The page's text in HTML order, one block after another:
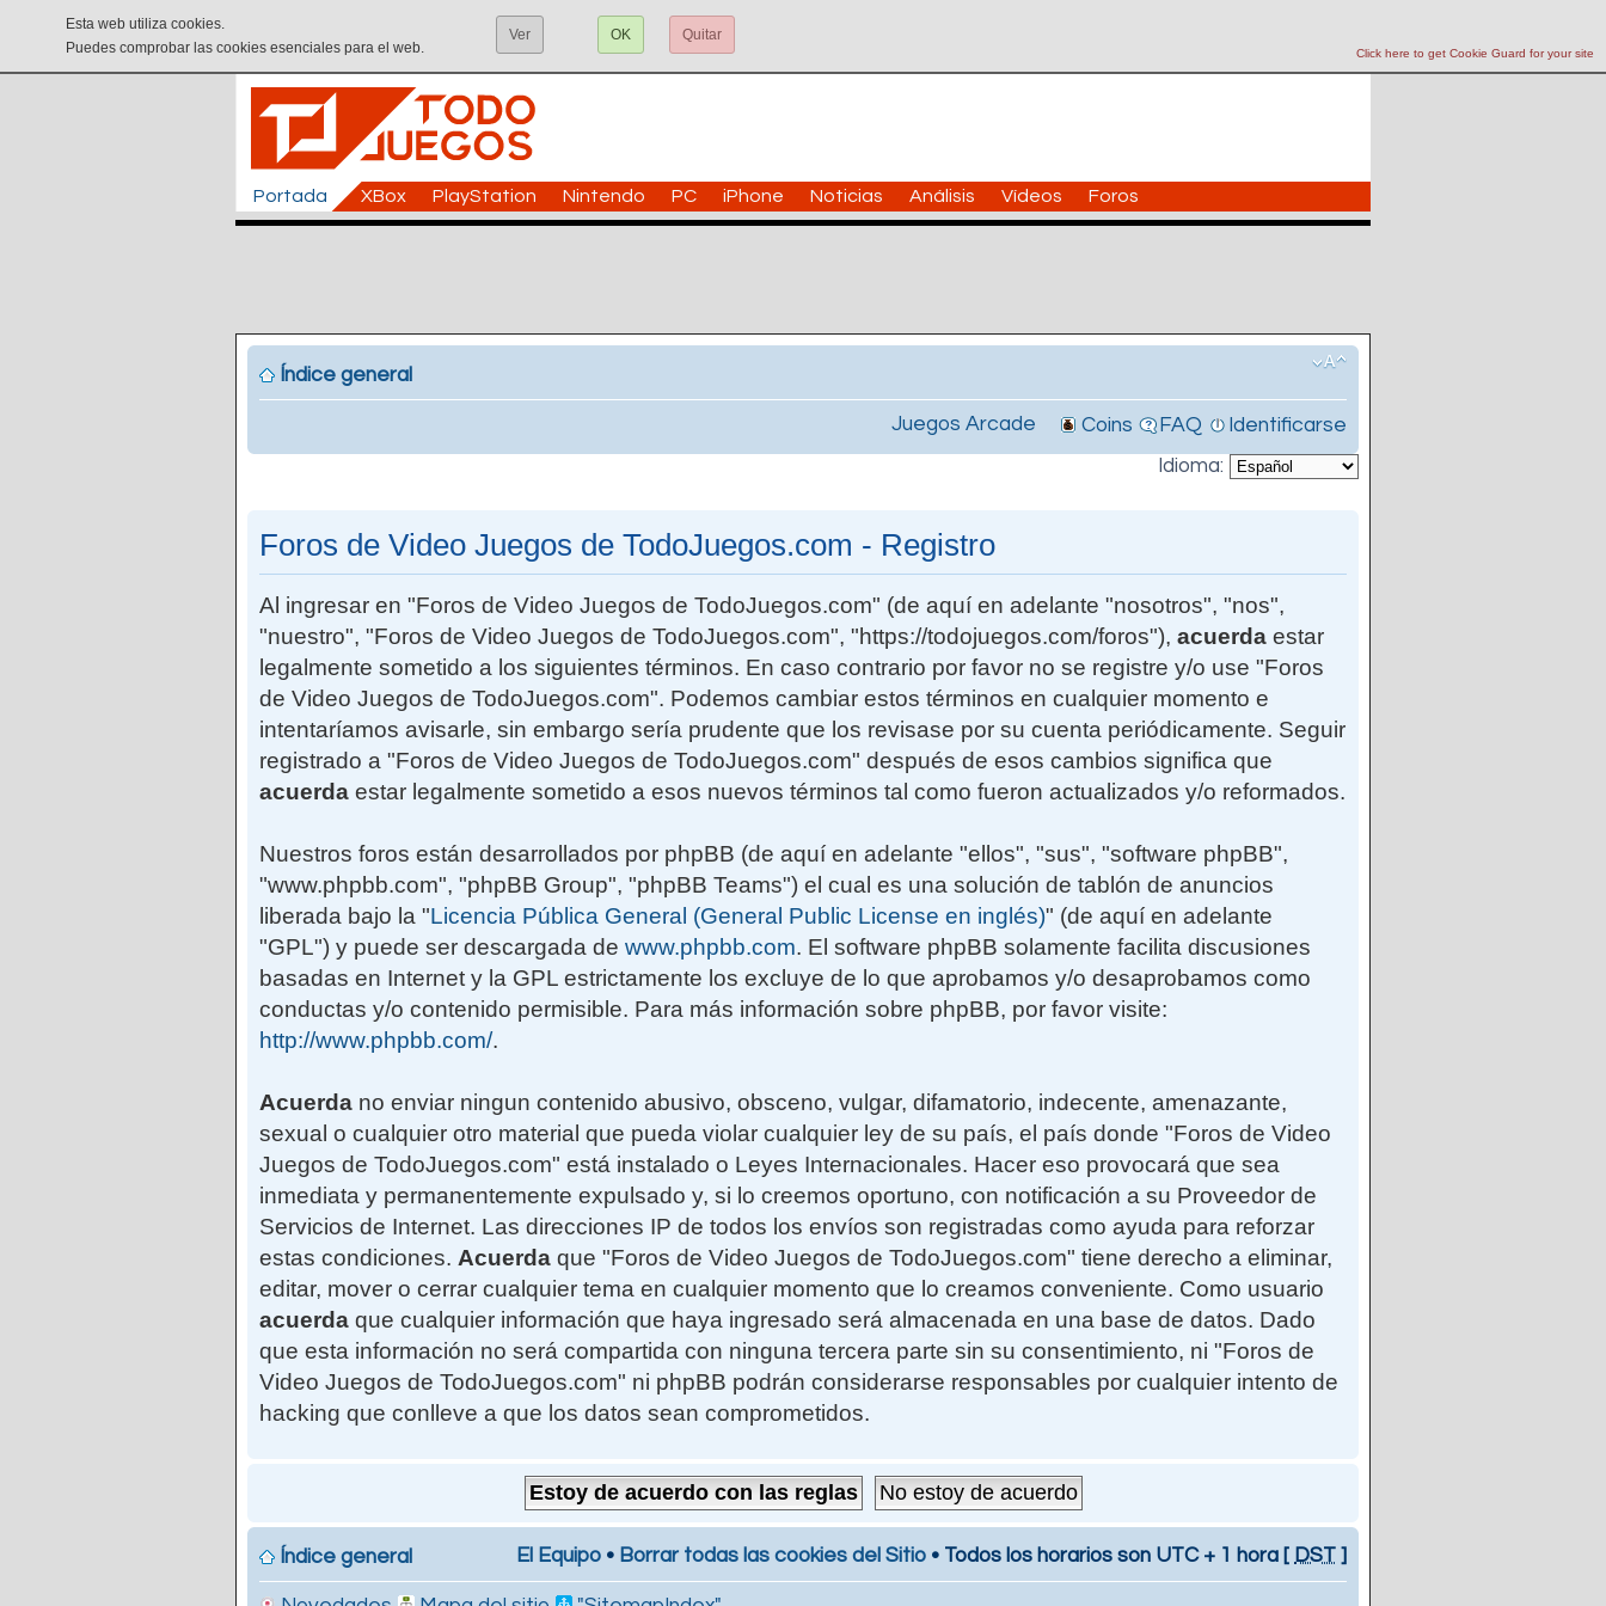
Click here to get Cookie Guard for your site
Esta web utiliza cookies.
Puedes comprobar las cookies esenciales para el web.
Ver OK Quitar
Portada XBox PlayStation Nintendo PC iPhone Noticias Análisis Vídeos Foros
Índice general
Juegos Arcade Coins FAQ
Identificarse
Idioma:
Foros de Video Juegos de TodoJuegos.com - Registro
Al ingresar en "Foros de Video Juegos de TodoJuegos.com" (de aquí en adelante "nosotros", "nos",
"nuestro", "Foros de Video Juegos de TodoJuegos.com", "https://todojuegos.com/foros"), acuerda estar
legalmente sometido a los siguientes términos. En caso contrario por favor no se registre y/o use "Foros
de Video Juegos de TodoJuegos.com". Podemos cambiar estos términos en cualquier momento e
intentaríamos avisarle, sin embargo sería prudente que los revisase por su cuenta periódicamente. Seguir
registrado a "Foros de Video Juegos de TodoJuegos.com" después de esos cambios significa que
acuerda estar legalmente sometido a esos nuevos términos tal como fueron actualizados y/o reformados.
Nuestros foros están desarrollados por phpBB (de aquí en adelante "ellos", "sus", "software phpBB",
"www.phpbb.com", "phpBB Group", "phpBB Teams") el cual es una solución de tablón de anuncios
liberada bajo la "Licencia Pública General (General Public License en inglés)" (de aquí en adelante
"GPL") y puede ser descargada de www.phpbb.com. El software phpBB solamente facilita discusiones
basadas en Internet y la GPL estrictamente los excluye de lo que aprobamos y/o desaprobamos como
conductas y/o contenido permisible. Para más información sobre phpBB, por favor visite:
http://www.phpbb.com/.
Acuerda no enviar ningun contenido abusivo, obsceno, vulgar, difamatorio, indecente, amenazante,
sexual o cualquier otro material que pueda violar cualquier ley de su país, el país donde "Foros de Video
Juegos de TodoJuegos.com" está instalado o Leyes Internacionales. Hacer eso provocará que sea
inmediata y permanentemente expulsado y, si lo creemos oportuno, con notificación a su Proveedor de
Servicios de Internet. Las direcciones IP de todos los envíos son registradas como ayuda para reforzar
estas condiciones. Acuerda que "Foros de Video Juegos de TodoJuegos.com" tiene derecho a eliminar,
editar, mover o cerrar cualquier tema en cualquier momento que lo creamos conveniente. Como usuario
acuerda que cualquier información que haya ingresado será almacenada en una base de datos. Dado
que esta información no será compartida con ninguna tercera parte sin su consentimiento, ni "Foros de
Video Juegos de TodoJuegos.com" ni phpBB podrán considerarse responsables por cualquier intento de
hacking que conlleve a que los datos sean comprometidos.
Índice general El Equipo • Borrar todas las cookies del Sitio • Todos los horarios son UTC + 1 hora [ DST ]